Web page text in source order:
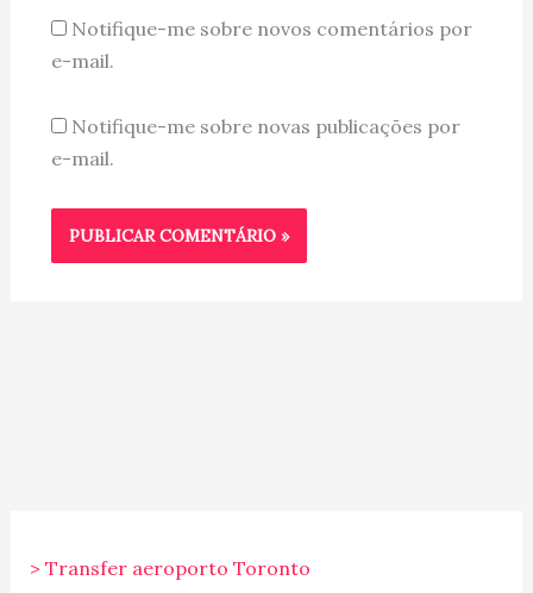
Notifique-me sobre novos comentários por
e-mail.
Notifique-me sobre novas publicações por
e-mail.
> Transfer aeroporto Toronto